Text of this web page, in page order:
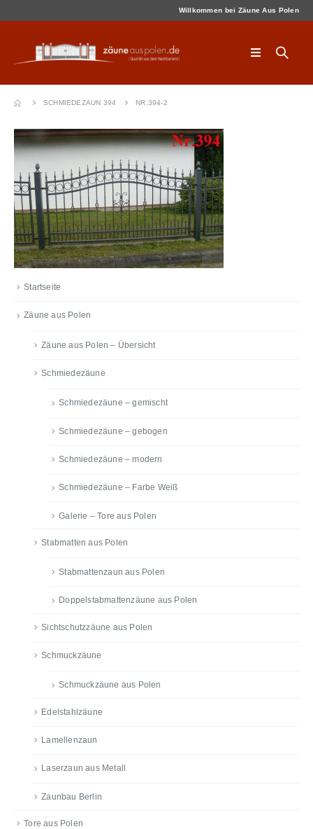
Willkommen bei Zäune Aus Polen
SCHMIEDEZAUN 394 NR.394-2
Startseite
Zäune aus Polen
Zäune aus Polen – Übersicht
Schmiedezäune
Schmiedezäune – gemischt
Schmiedezäune – gebogen
Schmiedezäune – modern
Schmiedezäune – Farbe Weiß
Galerie – Tore aus Polen
Stabmatten aus Polen
Stabmattenzaun aus Polen
Doppelstabmattenzäune aus Polen
Sichtschutzzäune aus Polen
Schmuckzäune
Schmuckzäune aus Polen
Edelstahlzäune
Lamellenzaun
Laserzaun aus Metall
Zaunbau Berlin
Tore aus Polen